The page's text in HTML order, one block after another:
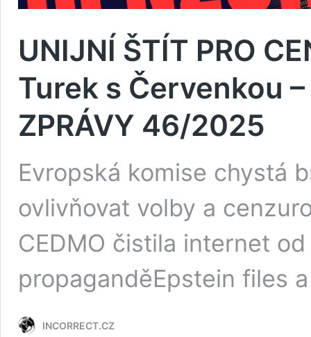
UNIJNÍ ŠTÍT PRO
Turek s Červenkou –
ZPRÁVY 46/2025
Evropská komise chystá
ovlivňovat volby a
CEDMO čistila internet
propaganděEpstein files
INCORRECT.CZ